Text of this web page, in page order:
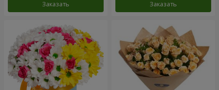
Заказать Заказать